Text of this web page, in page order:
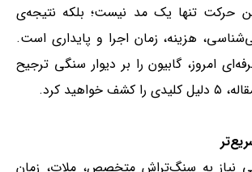
حرکت تنها یک مد نیست؛ بلکه نتیجه‌ی
هزینه، زمان اجرا و پایداری است.
امروز، گابیون را بر دیوار سنگی ترجیح
کرد.
نیاز به سنگ‌تراش متخصص، ملات، زمان